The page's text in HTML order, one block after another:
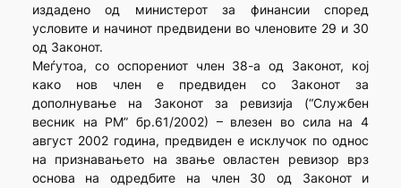
издадено од министерот за финансии според
условите и начинот предвидени во членовите 29 и 30
од Законот.
Меѓутоа, со оспорениот член 38-а од Законот, кој
како нов член е предвиден со Законот за
дополнување на Законот за ревизија (“Службен
весник на РМ” бр.61/2002) – влезен во сила на 4
август 2002 година, предвиден е исклучок по однос
на признавањето на звање овластен ревизор врз
основа на одредбите на член 30 од Законот и